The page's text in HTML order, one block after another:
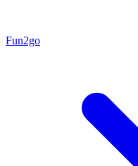
Fun2go